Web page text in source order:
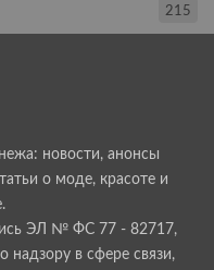
215
новости, анонсы
о моде, красоте и
ЭЛ № ФС 77 - 82717,
в сфере связи,